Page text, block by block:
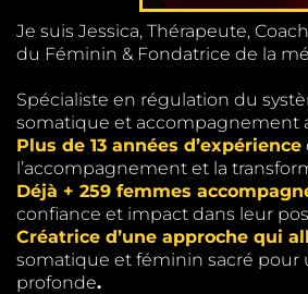
Je suis Jessica, Thérapeute,
du Féminin & Fondatrice de la
Spécialiste en régulation du
somatique et accompagnement
Plus de 13 années d’expérience
l’accompagnement et la
Déjà + 259 femmes
confiance et impact dans leur
Créatrice d’une approche qui
somatique et féminin sacré pour
profonde.